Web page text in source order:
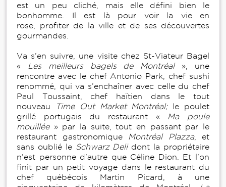
est un peu cliché, mais elle défini bien le
bonhomme. Il est là pour voir la vie en
rose, profiter de la ville et de ses découvertes
gourmandes.
Va s’en suivre, une visite chez St-Viateur Bagel
«
Les meilleurs bagels de Montréal», une
rencontre avec le chef Antonio Park, chef sushi
renommé, qui va s’enchaîner avec celle du chef
Paul Toussaint, chef haïtien dans le tout
nouveau
Time Out Market Montréal;le poulet
grillé portugais du restaurant « Ma poule
mouillée» par la suite, tout en passant par le
restaurant gastronomique
Montréal Plazza, et
sans oublié le Schwarz Delidont la propriétaire
n’est personne d’autre que Céline Dion. Et l’on
finit par un petit voyage dans le restaurant du
chef québécois Martin Picard, à une